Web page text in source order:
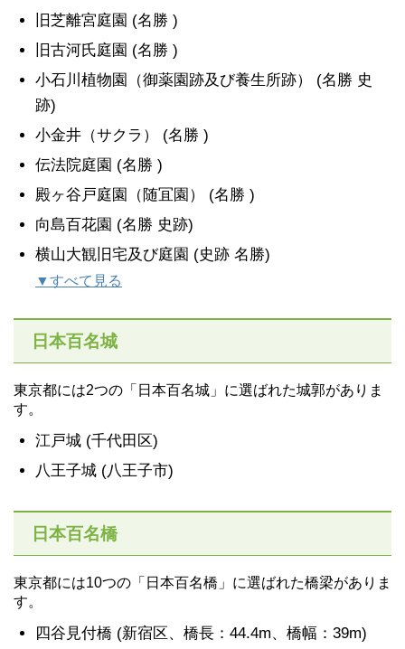
旧芝離宮庭園 (名勝 )
旧古河氏庭園 (名勝 )
小石川植物園（御薬園跡及び養生所跡） (名勝 史
跡)
小金井（サクラ） (名勝 )
伝法院庭園 (名勝 )
殿ヶ谷戸庭園（随冝園） (名勝 )
向島百花園 (名勝 史跡)
横山大観旧宅及び庭園 (史跡 名勝)
▼すべて見る
日本百名城
東京都には2つの「日本百名城」に選ばれた城郭がありま
す。
江戸城 (千代田区)
八王子城 (八王子市)
日本百名橋
東京都には10つの「日本百名橋」に選ばれた橋梁がありま
す。
四谷見付橋 (新宿区、橋長：44.4m、橋幅：39m)